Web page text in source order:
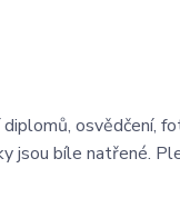
osvědčení,
jsou bíle natřené.